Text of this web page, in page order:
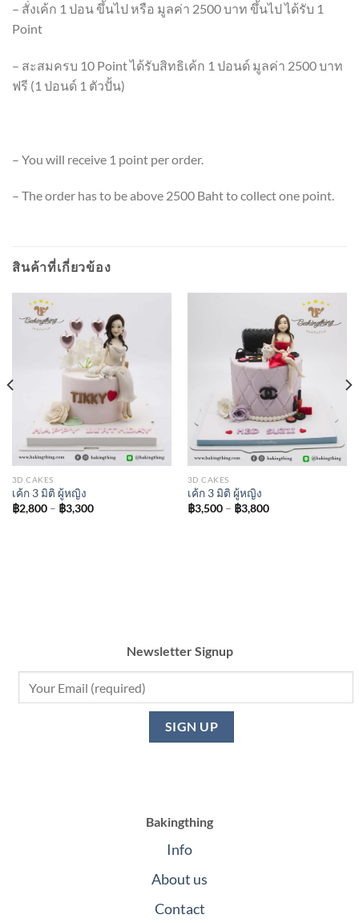
– สั่งเค้ก 1 ปอน ขึ้นไป หรือ มูลค่า 2500 บาท ขึ้นไป ได้รับ 1
Point
– สะสมครบ 10 Point ได้รับสิทธิเค้ก 1 ปอนด์ มูลค่า 2500 บาท
ฟรี (1 ปอนด์ 1 ตัวปั้น)
– You will receive 1 point per order.
– The order has to be above 2500 Baht to collect one point.
สินค้าที่เกี่ยวข้อง
3D CAKES
เค้ก 3 มิติ ผู้หญิง
฿2,800 – ฿3,300Price
3D CAKES
เค้ก 3 มิติ ผู้หญิง
฿3,500 – ฿3,800Price
Newsletter Signup
Bakingthing
Info
About us
Contact